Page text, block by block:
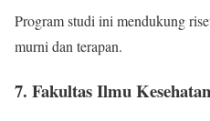
Program studi ini mendukung
murni dan terapan.
7. Fakultas Ilmu